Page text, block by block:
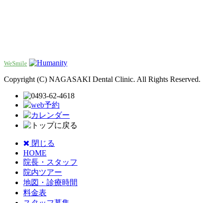
WeSmile
Copyright (C) NAGASAKI Dental Clinic. All Rights Reserved.
閉じる
HOME
院長・スタッフ
院内ツアー
地図・診療時間
料金表